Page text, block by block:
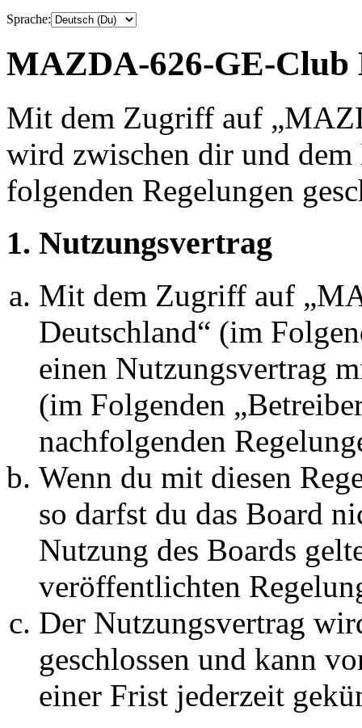
Sprache:
MAZDA-626-GE-Club
Mit dem Zugriff auf
wird zwischen dir und
folgenden Regelungen
1. Nutzungsvertrag
Mit dem Zugriff auf
Deutschland“ (im
einen Nutzungsvertrag
(im Folgenden
nachfolgenden
Wenn du mit diesen
so darfst du das Board
Nutzung des Boards
veröffentlichten
Der Nutzungsvertrag
geschlossen und kann
einer Frist jederzeit